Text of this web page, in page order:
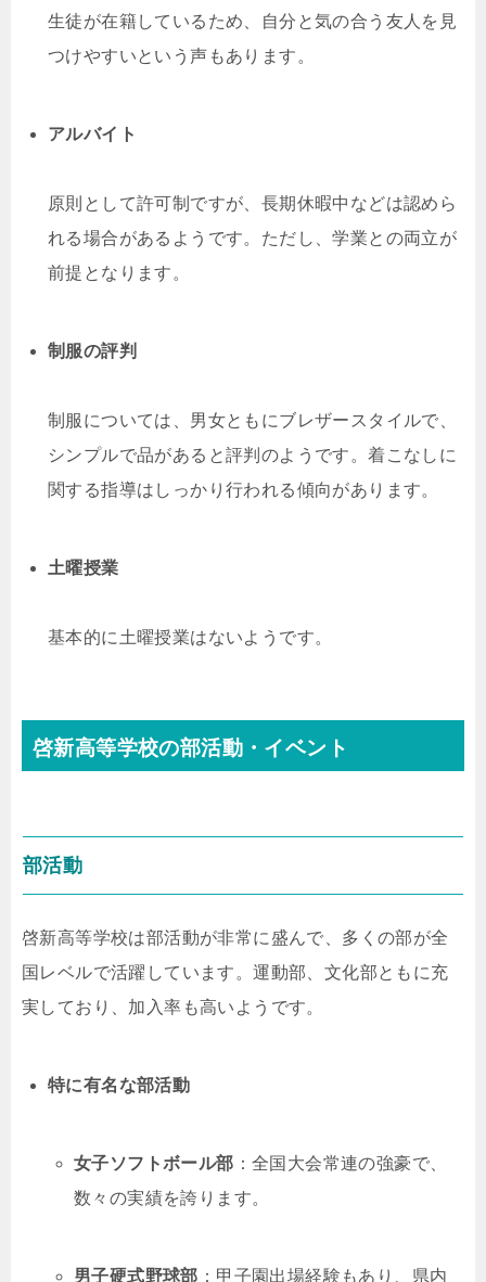
生徒が在籍しているため、自分と気の合う友人を見
つけやすいという声もあります。
アルバイト
原則として許可制ですが、長期休暇中などは認めら
れる場合があるようです。ただし、学業との両立が
前提となります。
制服の評判
制服については、男女ともにブレザースタイルで、
シンプルで品があると評判のようです。着こなしに
関する指導はしっかり行われる傾向があります。
土曜授業
基本的に土曜授業はないようです。
啓新高等学校の部活動・イベント
部活動
啓新高等学校は部活動が非常に盛んで、多くの部が全
国レベルで活躍しています。運動部、文化部ともに充
実しており、加入率も高いようです。
特に有名な部活動
女子ソフトボール部 ：全国大会常連の強豪で、
数々の実績を誇ります。
男子硬式野球部 ：甲子園出場経験もあり、県内